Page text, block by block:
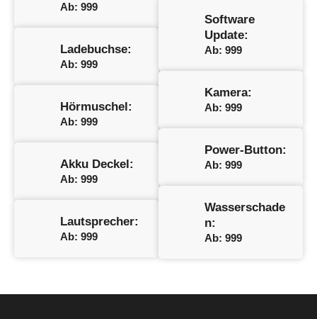
Ab: 999
Ladebuchse:
Ab: 999
Hörmuschel:
Ab: 999
Akku Deckel:
Ab: 999
Lautsprecher:
Ab: 999
Software
Update:
Ab: 999
Kamera:
Ab: 999
Power-Button:
Ab: 999
Wasserschade
n:
Ab: 999